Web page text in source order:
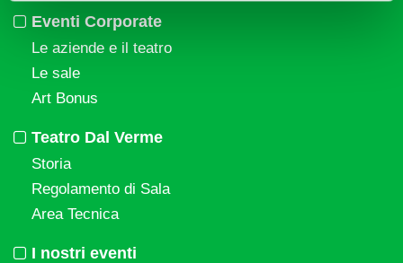
Eventi Corporate
Le aziende e il teatro
Le sale
Art Bonus
Teatro Dal Verme
Storia
Regolamento di Sala
Area Tecnica
I nostri eventi